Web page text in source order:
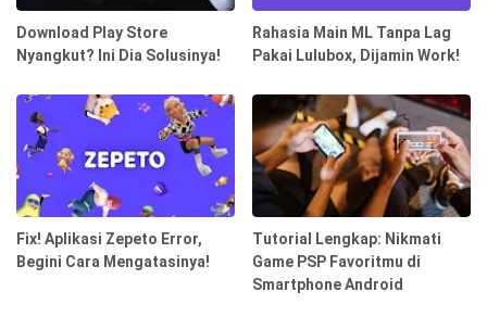
Download Play Store
Nyangkut? Ini Dia Solusinya!
Rahasia Main ML Tanpa Lag
Pakai Lulubox, Dijamin Work!
Fix! Aplikasi Zepeto Error,
Begini Cara Mengatasinya!
Tutorial Lengkap: Nikmati
Game PSP Favoritmu di
Smartphone Android